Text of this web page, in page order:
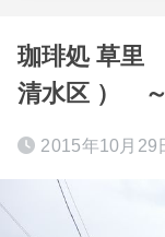
珈琲処 草里
清水区 ）
2015年10月29